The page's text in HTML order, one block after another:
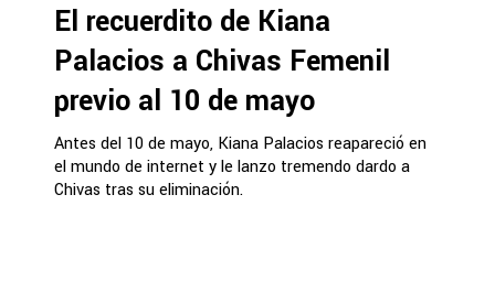
El recuerdito de Kiana
Palacios a Chivas Femenil
previo al 10 de mayo
Antes del 10 de mayo, Kiana Palacios reapareció en
el mundo de internet y le lanzo tremendo dardo a
Chivas tras su eliminación.